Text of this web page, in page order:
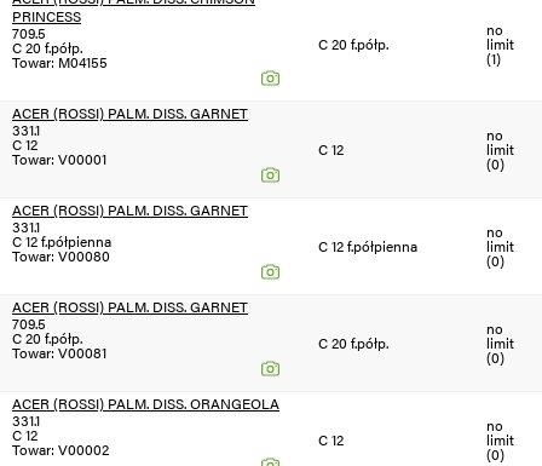
PRINCESS
709.5
C 20 f.półp.
Towar: M04155
C 20 f.półp.
no
limit
(1)
ACER (ROSSI) PALM. DISS. GARNET
331.1
C 12
Towar: V00001 C 12
no
limit
(0)
ACER (ROSSI) PALM. DISS. GARNET
331.1
C 12 f.półpienna
Towar: V00080 C 12 f.półpienna
no
limit
(0)
ACER (ROSSI) PALM. DISS. GARNET
709.5
C 20 f.półp.
Towar: V00081 C 20 f.półp.
no
limit
(0)
ACER (ROSSI) PALM. DISS. ORANGEOLA
331.1
C 12
Towar: V00002 C 12
no
limit
(0)